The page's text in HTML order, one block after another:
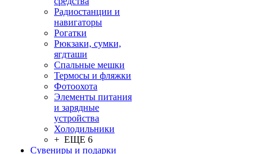
Радиостанции и
навигаторы
Рогатки
Рюкзаки, сумки,
ягдташи
Спальные мешки
Термосы и фляжки
Фотоохота
Элементы питания
и зарядные
устройства
Холодильники
+ ЕЩЕ 6
Сувениры и подарки